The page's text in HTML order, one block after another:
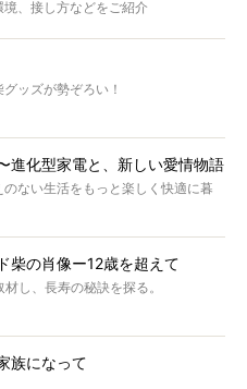
、接し方などをご紹介
ッズが勢ぞろい！
進化型家電と、新しい愛情物語
ない生活をもっと楽しく快適に暮
柴の肖像ー12歳を超えて
し、長寿の秘訣を探る。
族になって